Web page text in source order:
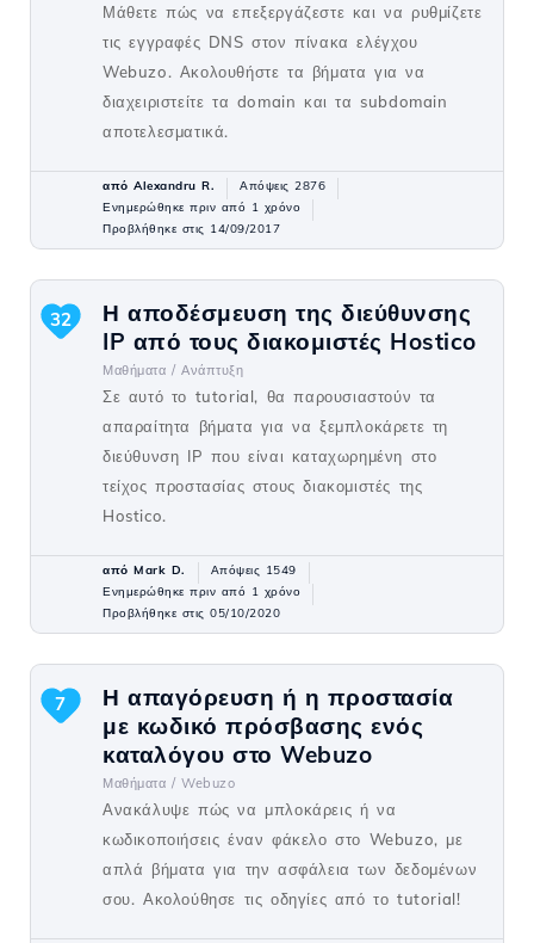
Μάθετε πώς να επεξεργάζεστε και να ρυθμίζετε
τις εγγραφές DNS στον πίνακα ελέγχου
Webuzo. Ακολουθήστε τα βήματα για να
διαχειριστείτε τα domain και τα subdomain
αποτελεσματικά.
από Alexandru R.
Απόψεις 2876
Ενημερώθηκε πριν από 1 χρόνο
Προβλήθηκε στις 14/09/2017
Η αποδέσμευση της διεύθυνσης
IP από τους διακομιστές Hostico
Μαθήματα / Ανάπτυξη
Σε αυτό το tutorial, θα παρουσιαστούν τα
απαραίτητα βήματα για να ξεμπλοκάρετε τη
διεύθυνση IP που είναι καταχωρημένη στο
τείχος προστασίας στους διακομιστές της
Hostico.
32
από Mark D.
Απόψεις 1549
Ενημερώθηκε πριν από 1 χρόνο
Προβλήθηκε στις 05/10/2020
Η απαγόρευση ή η προστασία
με κωδικό πρόσβασης ενός
καταλόγου στο Webuzo
Μαθήματα / Webuzo
Ανακάλυψε πώς να μπλοκάρεις ή να
κωδικοποιήσεις έναν φάκελο στο Webuzo, με
απλά βήματα για την ασφάλεια των δεδομένων
σου. Ακολούθησε τις οδηγίες από το tutorial!
7